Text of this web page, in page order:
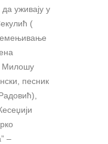
уживају у
(
Милошу
песник
–